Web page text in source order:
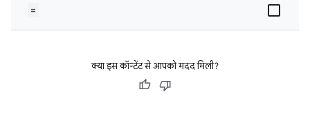
=
क्या इस कॉन्टेंट से आपको मदद मिली?